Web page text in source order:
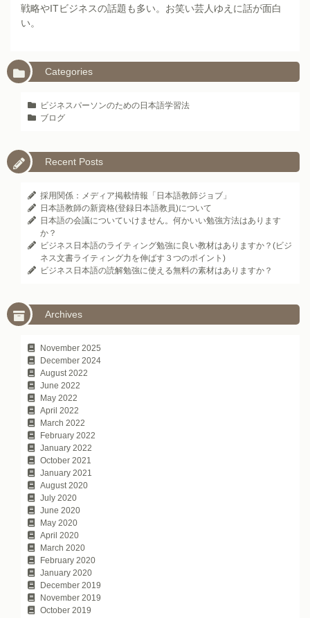
戦略やITビジネスの話題も多い。お笑い芸人ゆえに話が面白
い。
Categories
ビジネスパーソンのための日本語学習法
ブログ
Recent Posts
採用関係：メディア掲載情報「日本語教師ジョブ」
日本語教師の新資格(登録日本語教員)について
日本語の会議についていけません。何かいい勉強方法はあります
か？
ビジネス日本語のライティング勉強に良い教材はありますか？(ビジ
ネス文書ライティング力を伸ばす３つのポイント)
ビジネス日本語の読解勉強に使える無料の素材はありますか？
Archives
November 2025
December 2024
August 2022
June 2022
May 2022
April 2022
March 2022
February 2022
January 2022
October 2021
January 2021
August 2020
July 2020
June 2020
May 2020
April 2020
March 2020
February 2020
January 2020
December 2019
November 2019
October 2019